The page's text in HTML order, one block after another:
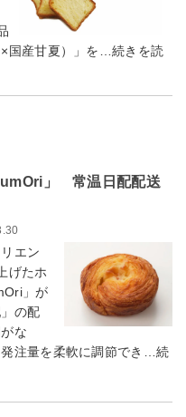
×国産甘夏）」を…続きを読
」 常温日配配送
エン
げたホ
」が
の配
な
注量を柔軟に調節でき…続